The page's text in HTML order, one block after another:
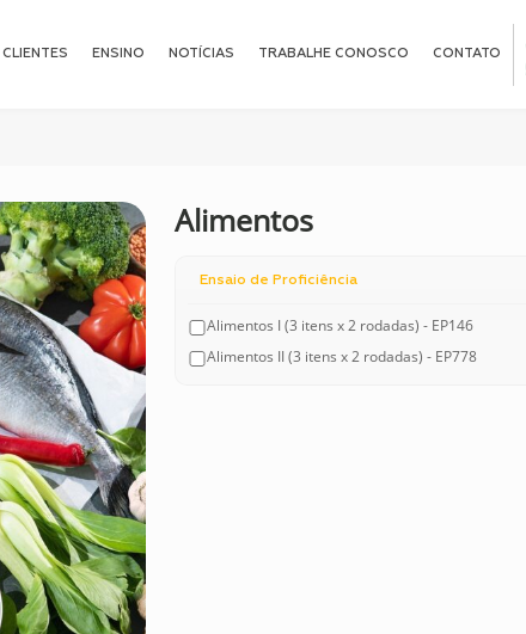
CLIENTES ENSINO NOTÍCIAS TRABALHE CONOSCO CONTATO
Alimentos
Ensaio de Proficiência
Alimentos I (3 itens x 2 rodadas) - EP146
Alimentos II (3 itens x 2 rodadas) - EP778